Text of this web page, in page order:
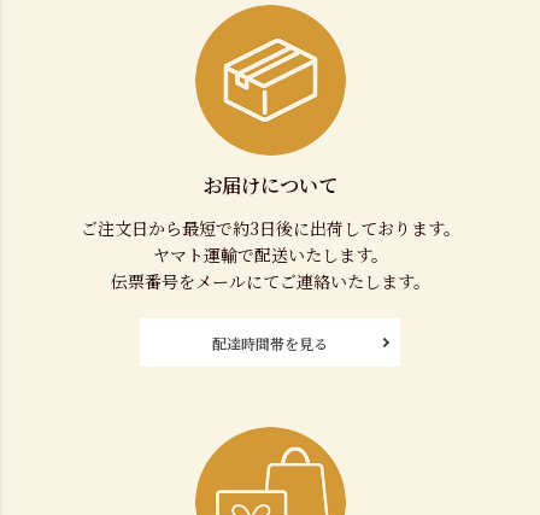
お届けについて
ご注文日から最短で約3日後に出荷しております。
ヤマト運輸で配送いたします。
伝票番号をメールにてご連絡いたします。
配達時間帯を見る